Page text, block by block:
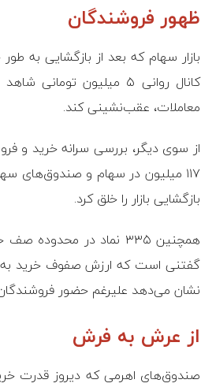
ظهور فروشندگان
بازار سهام که بعد از بازگشایی به
کانال روانی ۵
معاملات، عقب‌نشینی کند.
از سوی دیگر، بررسی سرانه خرید و
بازگشایی بازار را خلق کرد.
نشان می‌دهد علیرغم حضور فروشندگان
از عرش به فرش